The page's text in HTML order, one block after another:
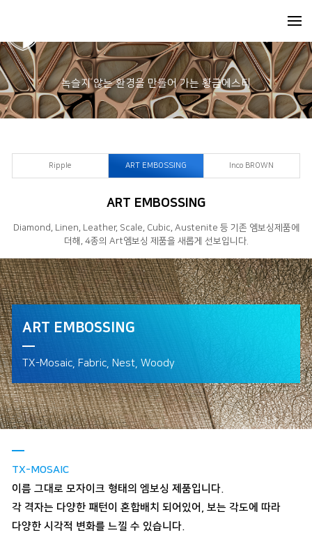
녹슬지 않는 환경을 만들어 가는 황금에스티
Ripple ART EMBOSSING Inco BROWN
ART EMBOSSING
Diamond, Linen, Leather, Scale, Cubic, Austenite 등 기존 엠보싱제품에
더해, 4종의 Art엠보싱 제품을 새롭게 선보입니다.
ART EMBOSSING
TX-Mosaic, Fabric, Nest, Woody
TX-MOSAIC
이름 그대로 모자이크 형태의 엠보싱 제품입니다.
각 격자는 다양한 패턴이 혼합배치 되어있어, 보는 각도에 따라
다양한 시각적 변화를 느낄 수 있습니다.